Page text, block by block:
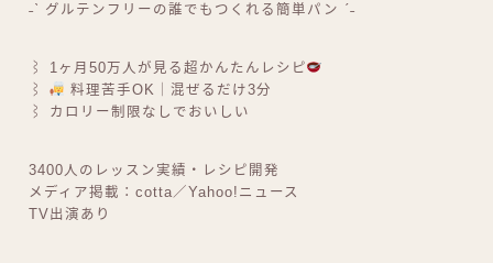
˗ˋ グルテンフリーの誰でもつくれる簡単パン ˊ˗
⌇ 1ヶ月50万人が見る超かんたんレシピ
⌇
料理苦手OK｜混ぜるだけ3分
⌇ カロリー制限なしでおいしい
3400人のレッスン実績・レシピ開発
メディア掲載：cotta／Yahoo!ニュース
TV出演あり